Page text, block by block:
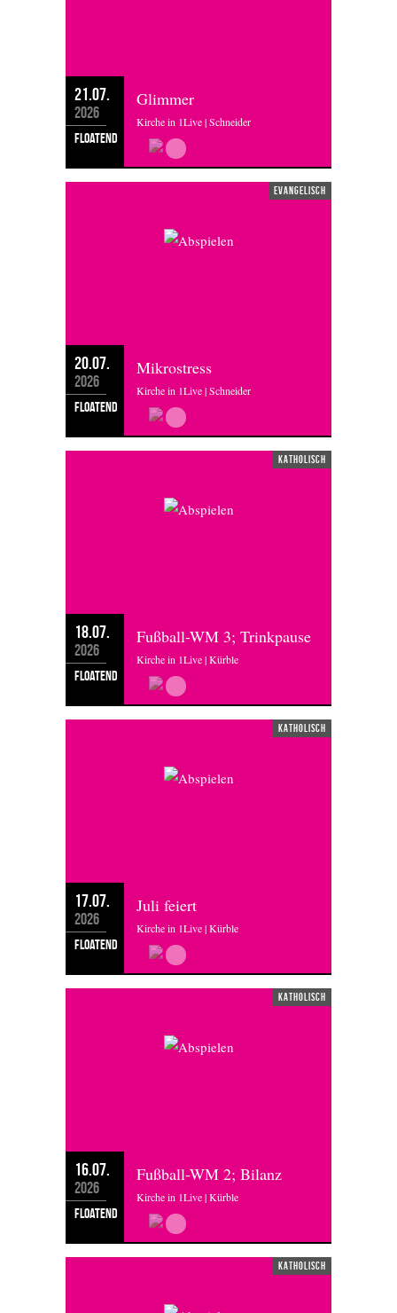
21.07.
2026
floatend
Glimmer
Kirche in 1Live | Schneider
evangelisch
20.07.
2026
floatend
Mikrostress
Kirche in 1Live | Schneider
katholisch
18.07.
2026
floatend
Fußball-WM 3; Trinkpause
Kirche in 1Live | Kürble
katholisch
17.07.
2026
floatend
Juli feiert
Kirche in 1Live | Kürble
katholisch
16.07.
2026
floatend
Fußball-WM 2; Bilanz
Kirche in 1Live | Kürble
katholisch